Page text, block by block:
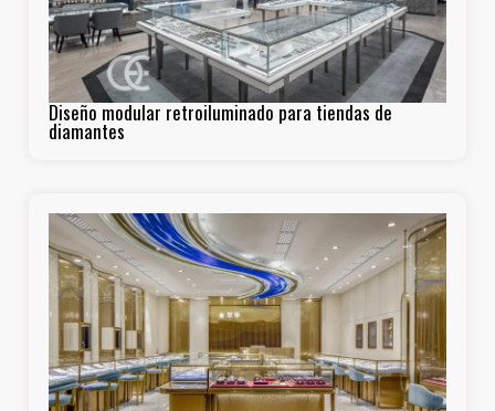
Diseño modular retroiluminado para tiendas de
diamantes